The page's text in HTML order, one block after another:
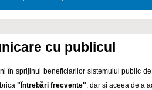
cu publicul
în sprijinul beneficiarilor sistemului public
"Întrebări frecvente" , dar şi aceea de a